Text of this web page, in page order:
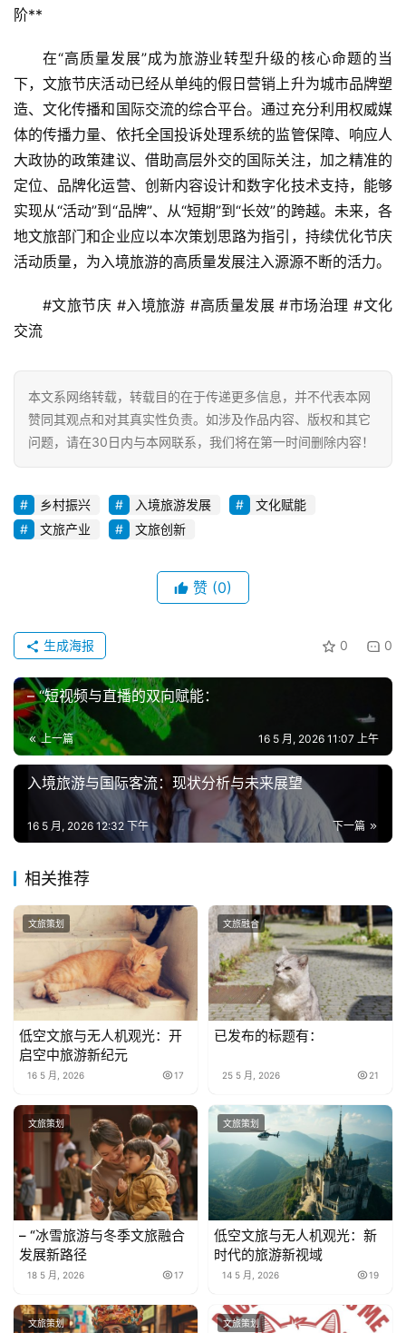
阶**
在“高质量发展”成为旅游业转型升级的核心命题的当
下，文旅节庆活动已经从单纯的假日营销上升为城市品牌塑
造、文化传播和国际交流的综合平台。通过充分利用权威媒
体的传播力量、依托全国投诉处理系统的监管保障、响应人
大政协的政策建议、借助高层外交的国际关注，加之精准的
定位、品牌化运营、创新内容设计和数字化技术支持，能够
实现从“活动”到“品牌”、从“短期”到“长效”的跨越。未来，各
地文旅部门和企业应以本次策划思路为指引，持续优化节庆
活动质量，为入境旅游的高质量发展注入源源不断的活力。
#文旅节庆 #入境旅游 #高质量发展 #市场治理 #文化
交流
本文系网络转载，转载目的在于传递更多信息，并不代表本网
赞同其观点和对其真实性负责。如涉及作品内容、版权和其它
问题，请在30日内与本网联系，我们将在第一时间删除内容！
乡村振兴 入境旅游发展
文化赋能
文旅产业
文旅创新
赞 (0)
0 0
生成海报
– “短视频与直播的双向赋能：
上一篇 16 5 月, 2026 11:07 上午
入境旅游与国际客流：现状分析与未来展望
下一篇
16 5 月, 2026 12:32 下午
相关推荐
文旅策划
低空文旅与无人机观光：开
启空中旅游新纪元
16 5 月, 2026 17
文旅融合
已发布的标题有：
25 5 月, 2026 21
文旅策划
– “冰雪旅游与冬季文旅融合
发展新路径
18 5 月, 2026 17
文旅策划
低空文旅与无人机观光：新
时代的旅游新视域
14 5 月, 2026 19
文旅策划 文旅策划